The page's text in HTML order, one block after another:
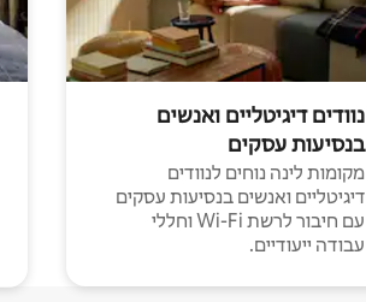
נוודים דיגיטליים ואנשים
בנסיעות עסקים
מקומות לינה נוחים לנוודים
דיגיטליים ואנשים בנסיעות עסקים
עם חיבור לרשת Wi-Fi וחללי
עבודה ייעודיים.